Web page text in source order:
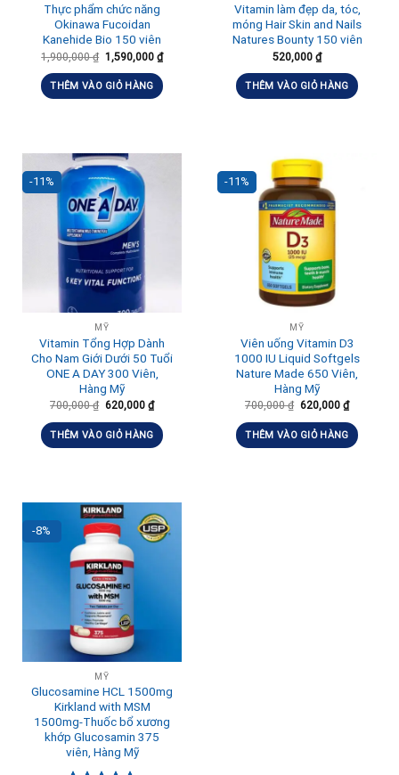
Thực phẩm chức năng
Okinawa Fucoidan
Kanehide Bio 150 viên
1,900,000₫ 1,590,000 ₫
THÊM VÀO GIỎ HÀNG
Vitamin làm đẹp da, tóc,
móng Hair Skin and Nails
Natures Bounty 150 viên
520,000 ₫
THÊM VÀO GIỎ HÀNG
-11%
MỸ
Vitamin Tổng Hợp Dành
Cho Nam Giới Dưới 50 Tuổi
ONE A DAY 300 Viên,
Hàng Mỹ
700,000₫ 620,000 ₫
THÊM VÀO GIỎ HÀNG
-11%
MỸ
Viên uống Vitamin D3
1000 IU Liquid Softgels
Nature Made 650 Viên,
Hàng Mỹ
700,000₫ 620,000 ₫
THÊM VÀO GIỎ HÀNG
-8%
MỸ
Glucosamine HCL 1500mg
Kirkland with MSM
1500mg-Thuốc bổ xương
khớp Glucosamin 375
viên, Hàng Mỹ